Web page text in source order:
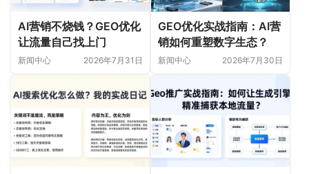
AI营销不烧钱？GEO优化
让流量自己找上门
新闻中心 2026年7月31日
GEO优化实战指南：AI营
销如何重塑数字生态？
新闻中心 2026年7月30日